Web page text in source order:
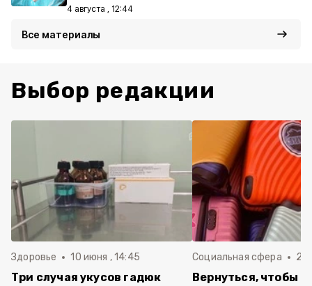
4 августа , 12:44
Все материалы
Выбор редакции
Здоровье 10 июня , 14:45
Три случая укусов гадюк
Социальная сфера 20
Вернуться, чтобы